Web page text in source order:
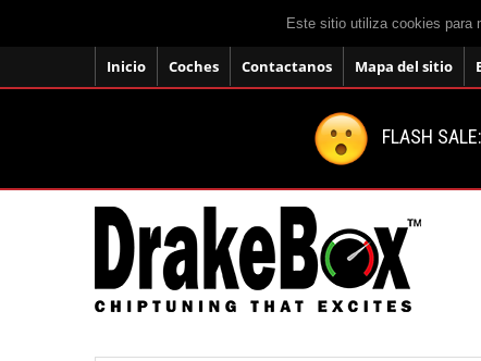
Este sitio utiliza cookies para
Inicio Coches Contactanos Mapa del sitio
FLASH